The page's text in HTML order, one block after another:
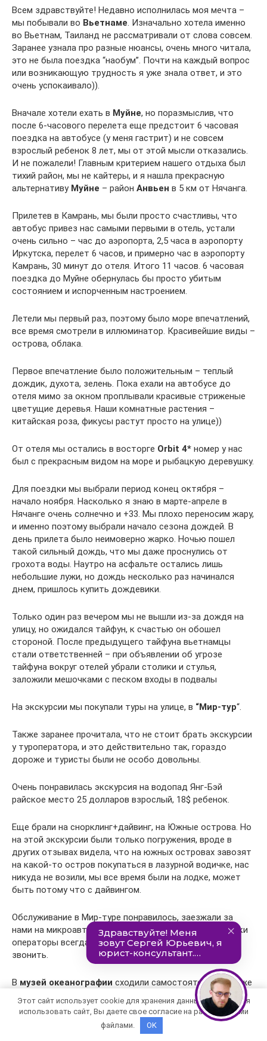
Всем здравствуйте! Недавно исполнилась моя мечта –
мы побывали во Вьетнаме. Изначально хотела именно
во Вьетнам, Таиланд не рассматривали от слова совсем.
Заранее узнала про разные нюансы, очень много читала,
это не была поездка “наобум”. Почти на каждый вопрос
или возникающую трудность я уже знала ответ, и это
очень успокаивало)).
Вначале хотели ехать в Муйне, но поразмыслив, что
после 6-часового перелета еще предстоит 6 часовая
поездка на автобусе (у меня гастрит) и не совсем
взрослый ребенок 8 лет, мы от этой мысли отказались.
И не пожалели! Главным критерием нашего отдыха был
тихий район, мы не кайтеры, и я нашла прекрасную
альтернативу Муйне – район Анвьен в 5 км от Нячанга.
Прилетев в Камрань, мы были просто счастливы, что
автобус привез нас самыми первыми в отель, устали
очень сильно – час до аэропорта, 2,5 часа в аэропорту
Иркутска, перелет 6 часов, и примерно час в аэропорту
Камрань, 30 минут до отеля. Итого 11 часов. 6 часовая
поездка до Муйне обернулась бы просто убитым
состоянием и испорченным настроением.
Летели мы первый раз, поэтому было море впечатлений,
все время смотрели в иллюминатор. Красивейшие виды –
острова, облака.
Первое впечатление было положительным – теплый
дождик, духота, зелень. Пока ехали на автобусе до
отеля мимо за окном проплывали красивые стриженые
цветущие деревья. Наши комнатные растения –
китайская роза, фикусы растут просто на улице))
От отеля мы остались в восторге Orbit 4* номер у нас
был с прекрасным видом на море и рыбацкую деревушку.
Для поездки мы выбрали период конец октября –
начало ноября. Насколько я знаю в марте-апреле в
Нячанге очень солнечно и +33. Мы плохо переносим жару,
и именно поэтому выбрали начало сезона дождей. В
день прилета было неимоверно жарко. Ночью пошел
такой сильный дождь, что мы даже проснулись от
грохота воды. Наутро на асфальте остались лишь
небольшие лужи, но дождь несколько раз начинался
днем, пришлось купить дождевики.
Только один раз вечером мы не вышли из-за дождя на
улицу, но ожидался тайфун, к счастью он обошел
стороной. После предыдущего тайфуна вьетнамцы
стали ответственней – при объявлении об угрозе
тайфуна вокруг отелей убрали столики и стулья,
заложили мешочками с песком входы в подвалы
На экскурсии мы покупали туры на улице, в “Мир-тур“.
Также заранее прочитала, что не стоит брать экскурсии
у туроператора, и это действительно так, гораздо
дороже и туристы были не особо довольны.
Очень понравилась экскурсия на водопад Янг-Бэй
райское место 25 долларов взрослый, 18$ ребенок.
Еще брали на снорклинг+дайвинг, на Южные острова. Но
на этой экскурсии были только погружения, вроде в
других отзывах видела, что на южных островах завозят
на какой-то остров покупаться в лазурной водичке, нас
никуда не возили, мы все время были на лодке, может
быть потому что с дайвингом.
Обслуживание в Мир-туре понравилось, заезжали за
нами на микроавтобусе в отель, хорошие гиды, девочки
операторы всегда на связи можно по вацапу писать,
звонить.
В музей океанографии сходили самостоятельно, также
как и на Винперл (все это рядом с отелем), сами
посетили башни По-Нагар и пагодуЛонг-Шон.
Возле отеля в Анвьене есть пляж Парагон – он огорожен
Этот сайт использует cookie для хранения данных. Продолжая
использовать сайт, Вы даете свое согласие на работу с этими
файлами.
OK